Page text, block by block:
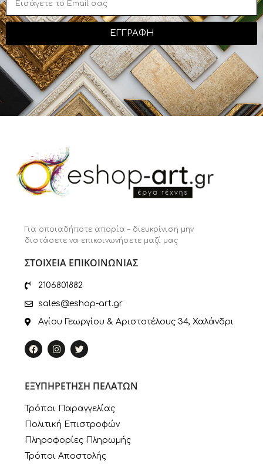
ΕΓΓΡΑΦΗ
Για οποιαδήποτε απορία – διευκρίνιση μην
διστάσετε να επικοινωνήσετε μαζί μας
ΣΤΟΙΧΕΙΑ ΕΠΙΚΟΙΝΩΝΙΑΣ
2106801882
sales@eshop-art.gr
Αγίου Γεωργίου & Αριστοτέλους 34, Χαλάνδρι
ΕΞΥΠΗΡΕΤΗΣΗ ΠΕΛΑΤΩΝ
Τρόποι Παραγγελίας
Πολιτική Επιστροφών
Πληροφορίες Πληρωμής
Τρόποι Αποστολής